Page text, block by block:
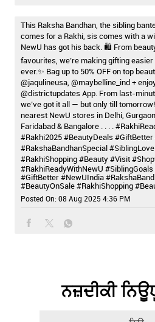
This Raksha Bandhan, the sibling
comes for a Rakhi, sis comes with a
NewU has got his back. 🛍️ From
favourites, we’re making gifting
ever.✨ Bag up to 50% OFF on top
@jaqulineusa, @maybelline_ind +
@districtupdates App. From last-
we’ve got it all — but only till
nearest NewU stores in Delhi,
Faridabad & Bangalore . . . .
#Rakhi2025 #BeautyDeals
#RakshaBandhanSpecial
#RakhiShopping #Beauty #Visit
#RakhiReadyWithNewU #SiblingGoals
#GiftBetter#NewUIndia
#BeautyOnSale#RakhiShopping
Posted On: 08 Aug 2025 4:36 PM
ਨਜ਼ਦੀਕੀ